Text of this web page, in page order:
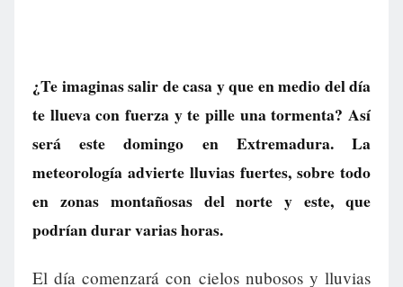
¿Te imaginas salir de casa y que en medio del día
te llueva con fuerza y te pille una tormenta? Así
será este domingo en Extremadura. La
meteorología advierte lluvias fuertes, sobre todo
en zonas montañosas del norte y este, que
podrían durar varias horas.
El día comenzará con cielos nubosos y lluvias